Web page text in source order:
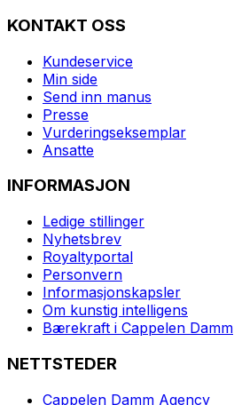
KONTAKT OSS
Kundeservice
Min side
Send inn manus
Presse
Vurderingseksemplar
Ansatte
INFORMASJON
Ledige stillinger
Nyhetsbrev
Royaltyportal
Personvern
Informasjonskapsler
Om kunstig intelligens
Bærekraft i Cappelen Damm
NETTSTEDER
Cappelen Damm Agency